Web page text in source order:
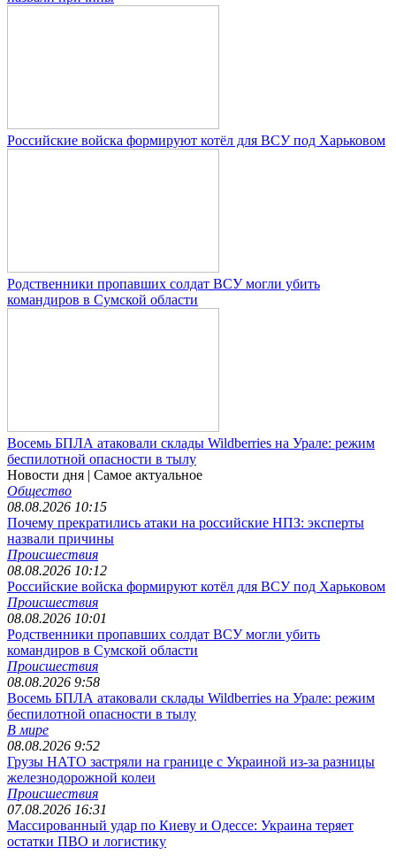
Российские войска формируют котёл для ВСУ под Харьковом
Родственники пропавших солдат ВСУ могли убить
командиров в Сумской области
Восемь БПЛА атаковали склады Wildberries на Урале: режим
беспилотной опасности в тылу
Новости дня | Самое актуальное
Общество
08.08.2026 10:15
Почему прекратились атаки на российские НПЗ: эксперты
назвали причины
Происшествия
08.08.2026 10:12
Российские войска формируют котёл для ВСУ под Харьковом
Происшествия
08.08.2026 10:01
Родственники пропавших солдат ВСУ могли убить
командиров в Сумской области
Происшествия
08.08.2026 9:58
Восемь БПЛА атаковали склады Wildberries на Урале: режим
беспилотной опасности в тылу
В мире
08.08.2026 9:52
Грузы НАТО застряли на границе с Украиной из-за разницы
железнодорожной колеи
Происшествия
07.08.2026 16:31
Массированный удар по Киеву и Одессе: Украина теряет
остатки ПВО и логистику